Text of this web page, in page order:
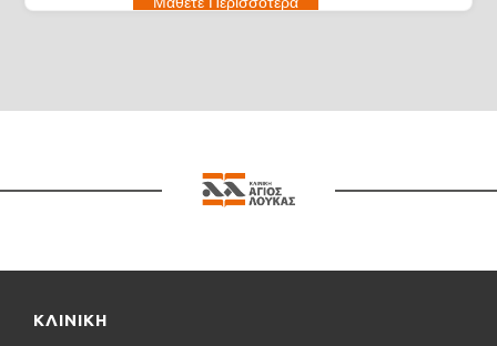
Συμμετέχω σε καρδιολογικά συνέδρια ως ομιλητής,
Έχω πάρει μέρος σε δημοσιευμένες μελέτες
σχετικές με την κλινική και επεμβατική καρδιολογία
ΚΛΙΝΙΚΗ